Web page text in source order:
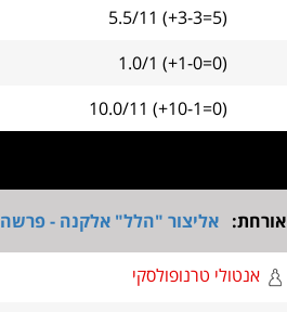
5.5/11 (+3-3=5)
1.0/1 (+1-0=0)
10.0/11 (+10-1=0)
אורחת: אליצור "הלל" אלקנה - פרשה
אנטולי טרנופולסקי